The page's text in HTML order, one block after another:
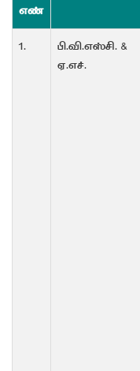
எண்
1.
பி.வி.எஸ்சி. &
ஏ.எச்.